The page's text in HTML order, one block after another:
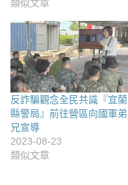
類似文章
反詐騙觀念全民共識『宜蘭
縣警局』前往營區向國軍弟
兄宣導
2023-08-23
類似文章